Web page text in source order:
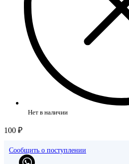
Нет в наличии
100 ₽
Сообщить о поступлении